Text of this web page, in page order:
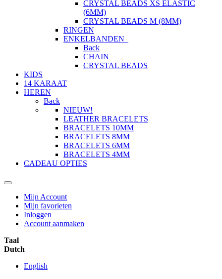
CRYSTAL BEADS XS ELASTIC
(6MM)
CRYSTAL BEADS M (8MM)
RINGEN
ENKELBANDEN
Back
CHAIN
CRYSTAL BEADS
KIDS
14 KARAAT
HEREN
Back
NIEUW!
LEATHER BRACELETS
BRACELETS 10MM
BRACELETS 8MM
BRACELETS 6MM
BRACELETS 4MM
CADEAU OPTIES
Mijn Account
Mijn favorieten
Inloggen
Account aanmaken
Taal
Dutch
English